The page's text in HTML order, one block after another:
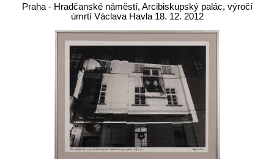
Praha - Hradčanské náměstí, Arcibiskupský palác, výročí
úmrtí Václava Havla 18. 12. 2012